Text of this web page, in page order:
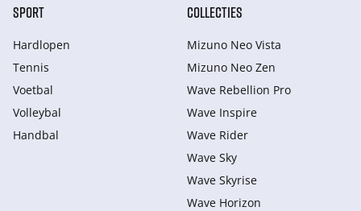
SPORT
Hardlopen
Tennis
Voetbal
Volleybal
Handbal
COLLECTIES
Mizuno Neo Vista
Mizuno Neo Zen
Wave Rebellion Pro
Wave Inspire
Wave Rider
Wave Sky
Wave Skyrise
Wave Horizon